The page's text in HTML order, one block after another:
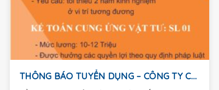
THÔNG BÁO TUYỂN DỤNG – CÔNG TY CỔ...